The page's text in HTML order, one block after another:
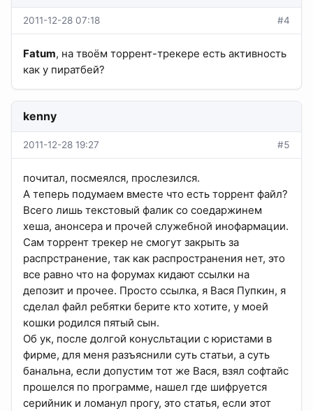
2011-12-28 07:18 #4
Fatum, на твоём торрент-трекере есть активность
как у пиратбей?
kenny
2011-12-28 19:27 #5
почитал, посмеялся, прослезился.
А теперь подумаем вместе что есть торрент файл?
Всего лишь текстовый фалик со соедаржинем
хеша, анонсера и прочей служебной инофармации.
Сам торрент трекер не смогут закрыть за
распрстранение, так как распространения нет, это
все равно что на форумах кидают ссылки на
депозит и прочее. Просто ссылка, я Вася Пупкин, я
сделал файл ребятки берите кто хотите, у моей
кошки родился пятый сын.
Об ук, после долгой конусльтации с юристами в
фирме, для меня разъяснили суть статьи, а суть
банальна, если допустим тот же Вася, взял софтайс
прошелся по программе, нашел где шифруется
серийник и ломанул прогу, это статья, если этот